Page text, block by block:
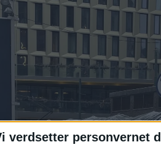
verdsetter personvernet